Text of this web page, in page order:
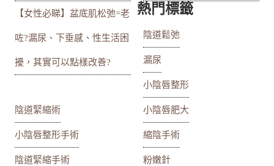
【女性必睇】盆底肌松弛=老
咗?漏尿、下垂感、性生活困
擾，其實可以點樣改善?
熱門標籤
陰道鬆弛
漏尿
小陰唇整形
陰道緊縮術 小陰唇肥大
小陰唇整形手術 縮陰手術
陰道緊縮手術 粉嫩針